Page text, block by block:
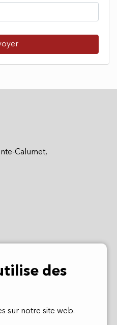
Calumet,
des
sur notre site web.